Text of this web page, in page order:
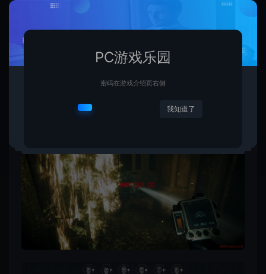
PC游戏乐园
密码在游戏介绍页右侧
我知道了